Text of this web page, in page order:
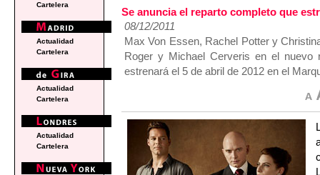
Se anuncia el reparto completo que
08/12/2011
Max Von Essen, Rachel Potter y
Roger y Michael Cerveris en el nuevo
estrenará el 5 de abril de 2012 en el
Cartelera
Actualidad
Cartelera
Actualidad
Cartelera
Actualidad
Cartelera